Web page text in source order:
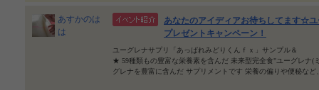
あすかのは
は
あなたのアイディアお待ちしてます☆
プレゼントキャンペーン！
ユーグレナサプリ「あっぱれみどりくんｆｘ」サンプル
★ 59種類もの豊富な栄養素を含んだ 未来型完全食"ユーグレナ(
グレナを豊富に含んだ サプリメントです 栄養の偏りや便秘な